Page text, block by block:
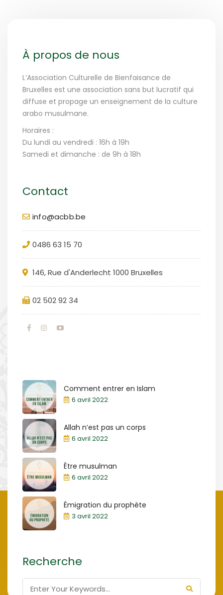
À propos de nous
L’Association Culturelle de Bienfaisance de
Bruxelles est une association sans but lucratif qui
diffuse et propage un enseignement de la culture
arabo musulmane.
Horaires :
Du lundi au vendredi : 16h à 19h
Samedi et dimanche : de 9h à 18h
Contact
info@acbb.be
0486 63 15 70
146, Rue d'Anderlecht 1000 Bruxelles
02 502 92 34
Comment entrer en Islam
6 avril 2022
Allah n’est pas un corps
6 avril 2022
Être musulman
6 avril 2022
Émigration du prophète
3 avril 2022
Recherche